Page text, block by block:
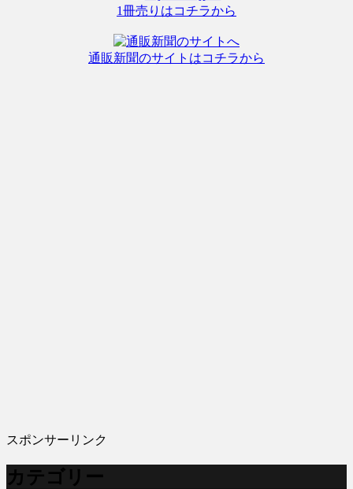
1冊売りはコチラから
通販新聞のサイトはコチラから
スポンサーリンク
カテゴリー